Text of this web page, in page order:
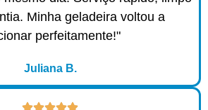
Minha geladeira voltou a
perfeitamente!"
Juliana B.